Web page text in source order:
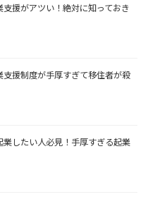
支援がアツい！絶対に知っておき
援制度が手厚すぎて移住者が殺
業したい人必見！手厚すぎる起業